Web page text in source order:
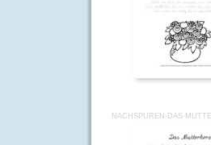
NACHSPUREN-DAS-